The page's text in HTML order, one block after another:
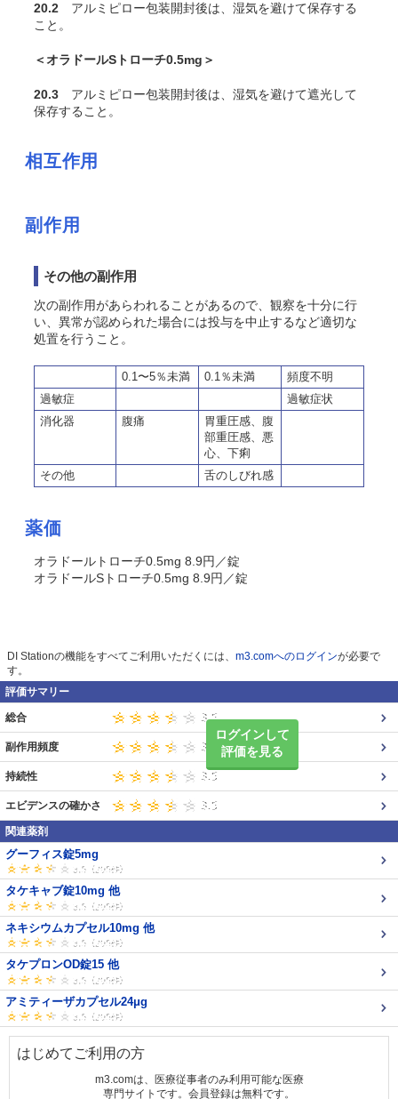
20.2 アルミピロー包装開封後は、湿気を避けて保存する
こと。
＜オラドールSトローチ0.5mg＞
20.3 アルミピロー包装開封後は、湿気を避けて遮光して
保存すること。
相互作用
副作用
その他の副作用
次の副作用があらわれることがあるので、観察を十分に行
い、異常が認められた場合には投与を中止するなど適切な
処置を行うこと。
0.1〜5％未満 0.1％未満
頻度不明
過敏症
過敏症状
消化器
腹痛
胃重圧感、腹
部重圧感、悪
心、下痢
その他
舌のしびれ感
薬価
オラドールトローチ0.5mg 8.9円／錠
オラドールSトローチ0.5mg 8.9円／錠
DI Stationの機能をすべてご利用いただくには、 m3.comへのログインが必要で
す。
評価サマリー
ログインして
評価を見る
総合
副作用頻度
持続性
エビデンスの確かさ
関連薬剤
グーフィス錠5mg
タケキャブ錠10mg 他
ネキシウムカプセル10mg 他
タケプロンOD錠15 他
アミティーザカプセル24μg
はじめてご利用の方
m3.comは、医療従事者のみ利用可能な医療
専門サイトです。会員登録は無料です。